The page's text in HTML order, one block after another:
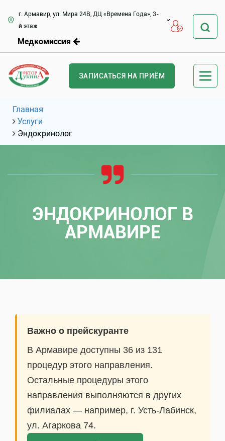
г. Армавир, ул. Мира 24В, ДЦ «Времена Года», 3-
й этаж
Медкомиссия
ЗАПИСАТЬСЯ НА ПРИЁМ
Главная
Услуги
Эндокринолог
ЭНДОКРИНОЛОГ В
АРМАВИРЕ
Важно о прейскуранте
В Армавире доступны 36 из 131
процедур этого направления.
Остальные процедуры этого
направления выполняются в других
филиалах — например, г. Усть-Лабинск,
ул. Агаркова 74.